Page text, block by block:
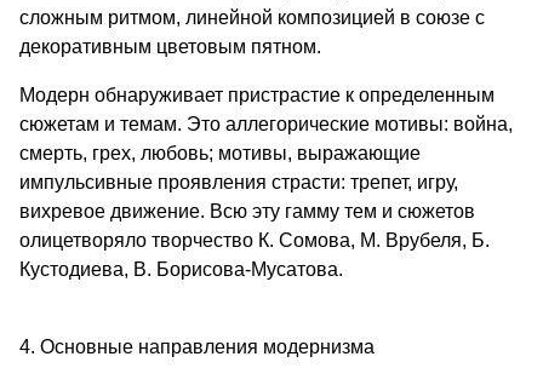
сложным ритмом, линейной композицией в союзе с
декоративным цветовым пятном.
Модерн обнаруживает пристрастие к определенным
сюжетам и темам. Это аллегорические мотивы: война,
смерть, грех, любовь; мотивы, выражающие
импульсивные проявления страсти: трепет, игру,
вихревое движение. Всю эту гамму тем и сюжетов
олицетворяло творчество К. Сомова, М. Врубеля, Б.
Кустодиева, В. Борисова-Мусатова.
4. Основные направления модернизма